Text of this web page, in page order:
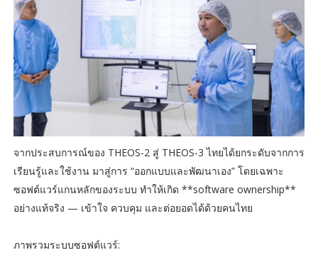
จากประสบการณ์ของ THEOS-2 สู่ THEOS-3 ไทยได้ยกระดับจากการ
เรียนรู้และใช้งาน มาสู่การ “ออกแบบและพัฒนาเอง” โดยเฉพาะ
ซอฟต์แวร์แกนหลักของระบบ ทำให้เกิด **software ownership**
อย่างแท้จริง — เข้าใจ ควบคุม และต่อยอดได้ด้วยคนไทย
ภาพรวมระบบซอฟต์แวร์: